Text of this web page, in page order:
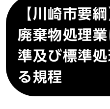
【川崎市要
廃棄物処理
準及び標準
る規程